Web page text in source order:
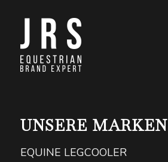
UNSERE MARKEN
EQUINE LEGCOOLER